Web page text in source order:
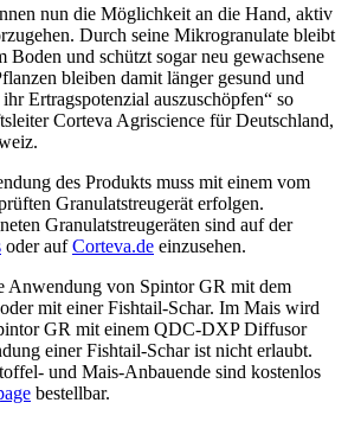
nun die Möglichkeit an die Hand, aktiv
Durch seine Mikrogranulate bleibt
und schützt sogar neu gewachsene
bleiben damit länger gesund und
Ertragspotenzial auszuschöpfen“ so
Corteva Agriscience für Deutschland,
des Produkts muss mit einem vom
Granulatstreugerät erfolgen.
Granulatstreugeräten sind auf der
oder aufCorteva.de einzusehen.
Anwendung von Spintor GR mit dem
mit einer Fishtail-Schar. Im Mais wird
GR mit einem QDC-DXP Diffusor
einer Fishtail-Schar ist nicht erlaubt.
und Mais-Anbauende sind kostenlos
bestellbar.